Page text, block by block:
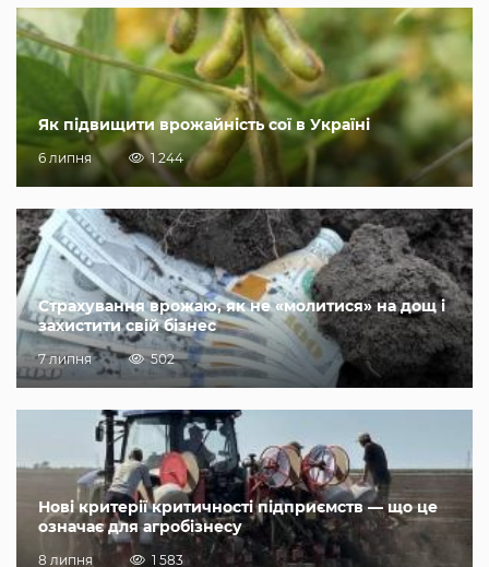
Як підвищити врожайність сої в Україні
6 липня 1 244
Страхування врожаю, як не «молитися» на дощ і
захистити свій бізнес
7 липня 502
Нові критерії критичності підприємств — що це
означає для агробізнесу
8 липня 1 583